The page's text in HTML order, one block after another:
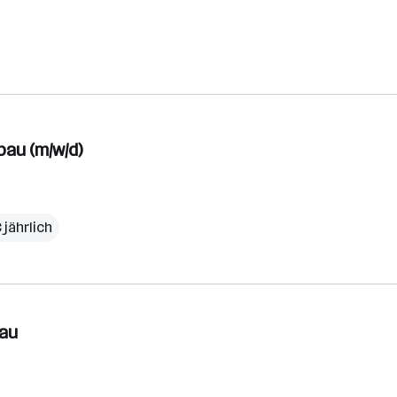
(m/w/d)
jährlich